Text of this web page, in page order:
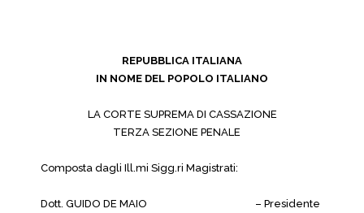
REPUBBLICA ITALIANA
IN NOME DEL POPOLO ITALIANO
LA CORTE SUPREMA DI CASSAZIONE
TERZA SEZIONE PENALE
Composta dagli Ill.mi Sigg.ri Magistrati:
Dott. GUIDO DE MAIO
– Presidente